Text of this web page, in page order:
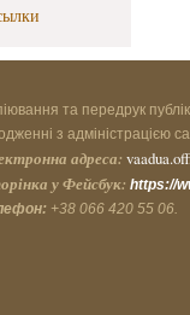
та передрук
з адміністрацією
адреса:
у Фейсбук: https://
+38 066 420 55 06.